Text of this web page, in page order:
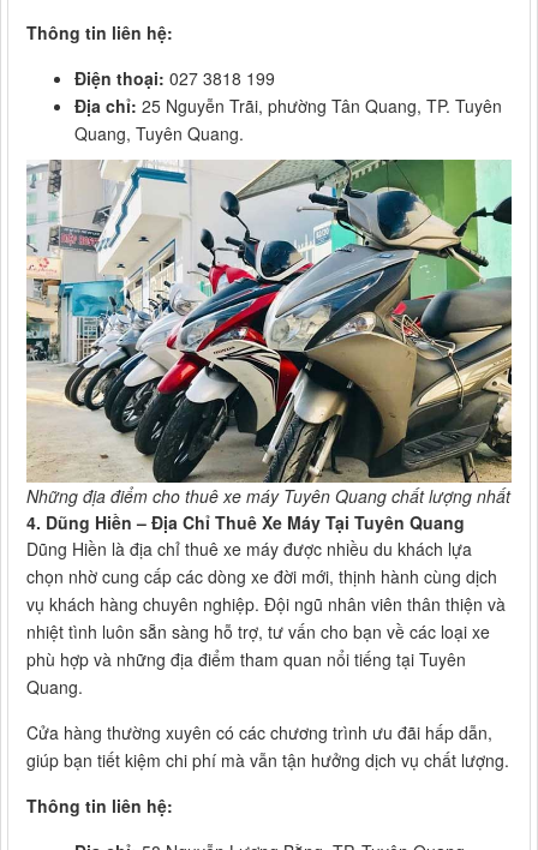
Thông tin liên hệ:
Điện thoại: 027 3818 199
Địa chỉ: 25 Nguyễn Trãi, phường Tân Quang, TP. Tuyên
Quang, Tuyên Quang.
Những địa điểm cho thuê xe máy Tuyên Quang chất lượng nhất
4. Dũng Hiền – Địa Chỉ Thuê Xe Máy Tại Tuyên Quang
Dũng Hiền là địa chỉ thuê xe máy được nhiều du khách lựa
chọn nhờ cung cấp các dòng xe đời mới, thịnh hành cùng dịch
vụ khách hàng chuyên nghiệp. Đội ngũ nhân viên thân thiện và
nhiệt tình luôn sẵn sàng hỗ trợ, tư vấn cho bạn về các loại xe
phù hợp và những địa điểm tham quan nổi tiếng tại Tuyên
Quang.
Cửa hàng thường xuyên có các chương trình ưu đãi hấp dẫn,
giúp bạn tiết kiệm chi phí mà vẫn tận hưởng dịch vụ chất lượng.
Thông tin liên hệ: